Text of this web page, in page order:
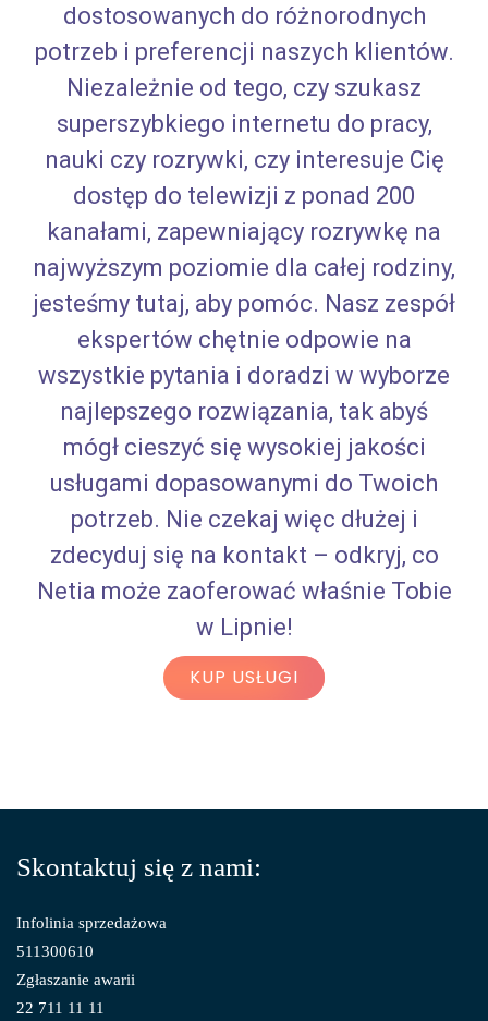
dostosowanych do różnorodnych
potrzeb i preferencji naszych klientów.
Niezależnie od tego, czy szukasz
superszybkiego internetu do pracy,
nauki czy rozrywki, czy interesuje Cię
dostęp do telewizji z ponad 200
kanałami, zapewniający rozrywkę na
najwyższym poziomie dla całej rodziny,
jesteśmy tutaj, aby pomóc. Nasz zespół
ekspertów chętnie odpowie na
wszystkie pytania i doradzi w wyborze
najlepszego rozwiązania, tak abyś
mógł cieszyć się wysokiej jakości
usługami dopasowanymi do Twoich
potrzeb. Nie czekaj więc dłużej i
zdecyduj się na kontakt – odkryj, co
Netia może zaoferować właśnie Tobie
w Lipnie!
KUP USŁUGI
Skontaktuj się z nami:
Infolinia sprzedażowa
511300610
Zgłaszanie awarii
22 711 11 11